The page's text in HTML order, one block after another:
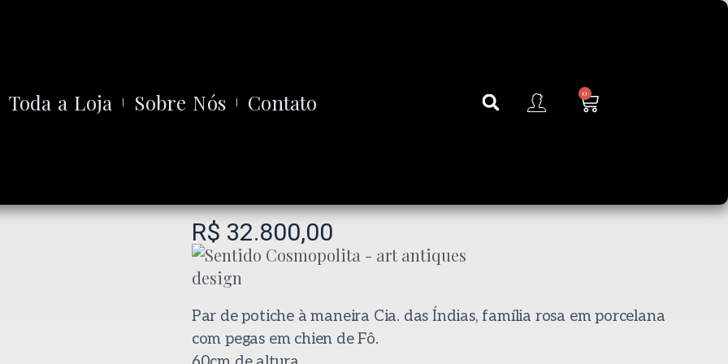
Toda a Loja Sobre Nós Contato 0
R$ 32.800,00
Par de potiche à maneira Cia. das Índias, família rosa em porcelana
com pegas em chien de Fô.